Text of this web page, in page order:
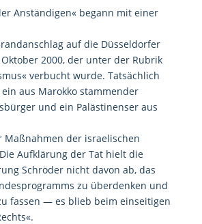
Anständigen« begann mit einer
auf die Düsseldorfer
Oktober 2000, der unter der Rubrik
verbucht wurde. Tatsächlich
aus Marokko stammender
und ein Palästinenser aus
Maßnahmen der israelischen
Aufklärung der Tat hielt die
Schröder nicht davon ab, das
zu überdenken und
fassen — es blieb beim einseitigen